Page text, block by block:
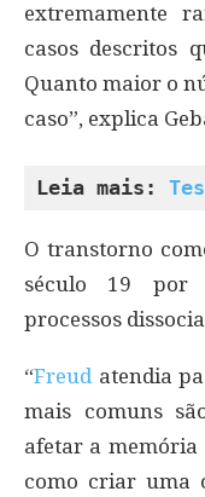
extremamente
casos descritos
Quanto maior o
caso”, explica
Leia mais:
O transtorno
século 19 por
processos
“Freudatendia
mais comuns
afetar a memória
como criar uma